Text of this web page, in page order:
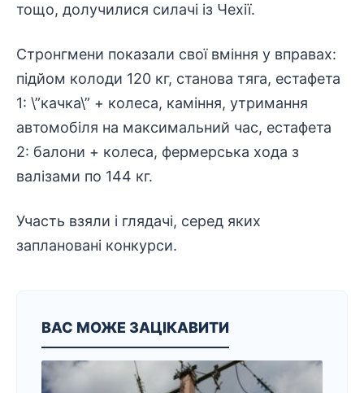
тощо, долучилися силачі із Чехії.
Стронгмени показали свої вміння у вправах:
підйом колоди 120 кг, станова тяга, естафета
1: \”качка\” + колеса, каміння, утримання
автомобіля на максимальний час, естафета
2: балони + колеса, фермерська хода з
валізами по 144 кг.
Участь взяли і глядачі, серед яких
заплановані конкурси.
ВАС МОЖЕ ЗАЦІКАВИТИ